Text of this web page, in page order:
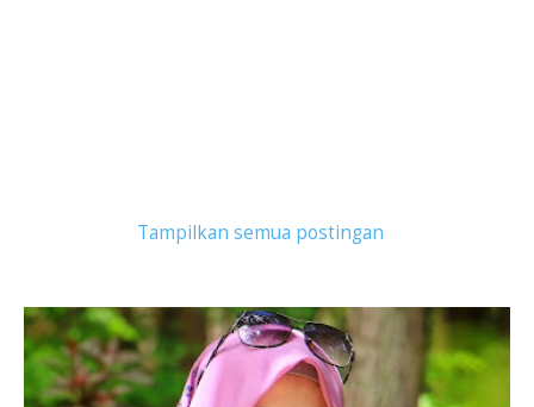
Tampilkan semua postingan